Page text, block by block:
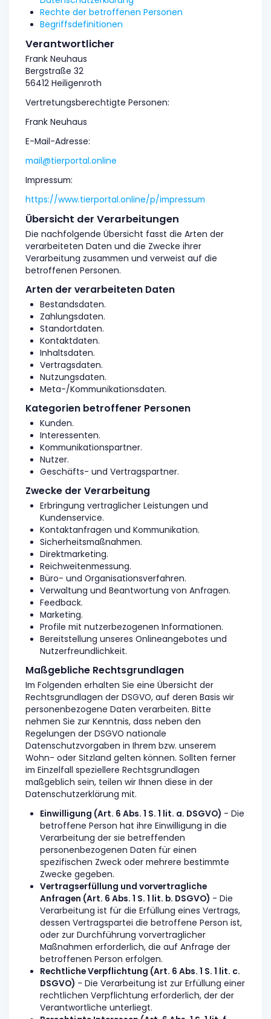
Rechte der betroffenen Personen
Begriffsdefinitionen
Verantwortlicher
Frank Neuhaus
Bergstraße 32
56412 Heiligenroth
Vertretungsberechtigte Personen:
Frank Neuhaus
E-Mail-Adresse:
mail@tierportal.online
Impressum:
https://www.tierportal.online/p/impressum
Übersicht der Verarbeitungen
Die nachfolgende Übersicht fasst die Arten der
verarbeiteten Daten und die Zwecke ihrer
Verarbeitung zusammen und verweist auf die
betroffenen Personen.
Arten der verarbeiteten Daten
Bestandsdaten.
Zahlungsdaten.
Standortdaten.
Kontaktdaten.
Inhaltsdaten.
Vertragsdaten.
Nutzungsdaten.
Meta-/Kommunikationsdaten.
Kategorien betroffener Personen
Kunden.
Interessenten.
Kommunikationspartner.
Nutzer.
Geschäfts- und Vertragspartner.
Zwecke der Verarbeitung
Erbringung vertraglicher Leistungen und
Kundenservice.
Kontaktanfragen und Kommunikation.
Sicherheitsmaßnahmen.
Direktmarketing.
Reichweitenmessung.
Büro- und Organisationsverfahren.
Verwaltung und Beantwortung von Anfragen.
Feedback.
Marketing.
Profile mit nutzerbezogenen Informationen.
Bereitstellung unseres Onlineangebotes und
Nutzerfreundlichkeit.
Maßgebliche Rechtsgrundlagen
Im Folgenden erhalten Sie eine Übersicht der
Rechtsgrundlagen der DSGVO, auf deren Basis wir
personenbezogene Daten verarbeiten. Bitte
nehmen Sie zur Kenntnis, dass neben den
Regelungen der DSGVO nationale
Datenschutzvorgaben in Ihrem bzw. unserem
Wohn- oder Sitzland gelten können. Sollten ferner
im Einzelfall speziellere Rechtsgrundlagen
maßgeblich sein, teilen wir Ihnen diese in der
Datenschutzerklärung mit.
Einwilligung (Art. 6 Abs. 1 S. 1 lit. a. DSGVO) - Die
betroffene Person hat ihre Einwilligung in die
Verarbeitung der sie betreffenden
personenbezogenen Daten für einen
spezifischen Zweck oder mehrere bestimmte
Zwecke gegeben.
Vertragserfüllung und vorvertragliche
Anfragen (Art. 6 Abs. 1 S. 1 lit. b. DSGVO) - Die
Verarbeitung ist für die Erfüllung eines Vertrags,
dessen Vertragspartei die betroffene Person ist,
oder zur Durchführung vorvertraglicher
Maßnahmen erforderlich, die auf Anfrage der
betroffenen Person erfolgen.
Rechtliche Verpflichtung (Art. 6 Abs. 1 S. 1 lit. c.
DSGVO) - Die Verarbeitung ist zur Erfüllung einer
rechtlichen Verpflichtung erforderlich, der der
Verantwortliche unterliegt.